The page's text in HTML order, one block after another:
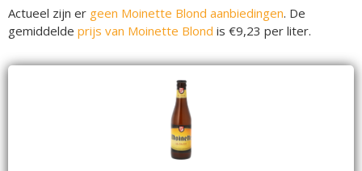
Actueel zijn er geen Moinette Blond aanbiedingen. De
gemiddelde prijs van Moinette Blond is €9,23 per liter.